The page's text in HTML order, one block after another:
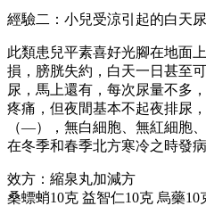
經驗二：小兒受涼引起的白天
此類患兒平素喜好光腳在地面
損，膀胱失約，白天一日甚至
尿，馬上還有，每次尿量不多
疼痛，但夜間基本不起夜排尿
（—），無白細胞、無紅細胞
在冬季和春季北方寒冷之時發病
效方：縮泉丸加減方
桑螵蛸10克 益智仁10克 烏藥10